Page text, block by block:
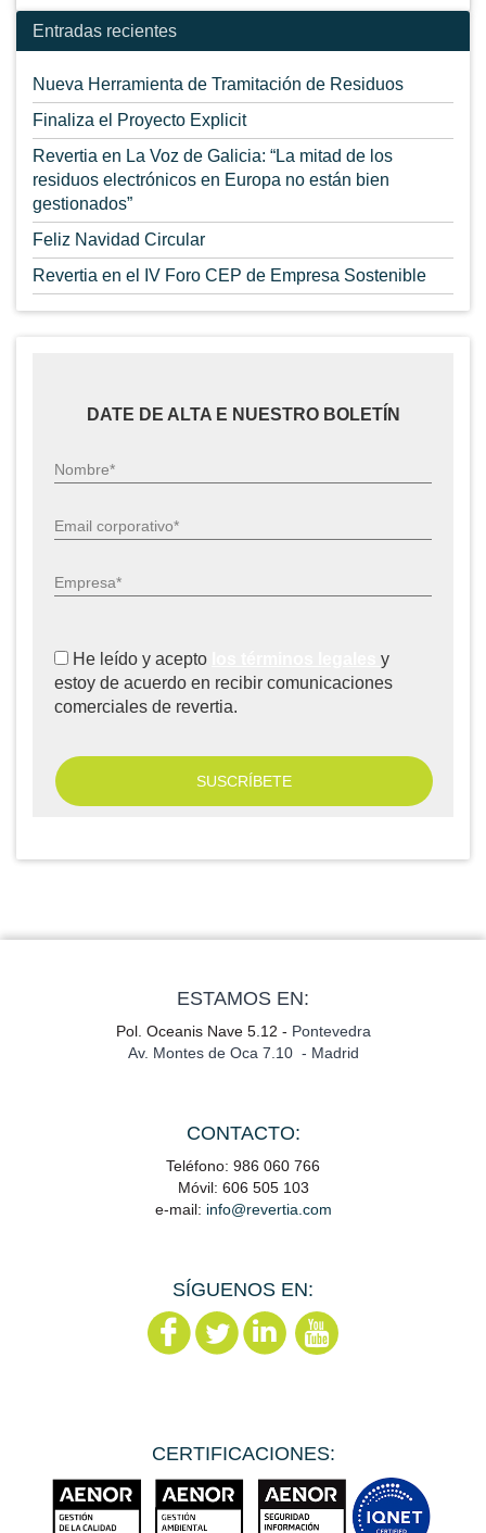
Entradas recientes
Nueva Herramienta de Tramitación de Residuos
Finaliza el Proyecto Explicit
Revertia en La Voz de Galicia: “La mitad de los
residuos electrónicos en Europa no están bien
gestionados”
Feliz Navidad Circular
Revertia en el IV Foro CEP de Empresa Sostenible
DATE DE ALTA E NUESTRO BOLETÍN
Nombre*
Email corporativo*
Empresa*
He leído y acepto
y
estoy de acuerdo en recibir comunicaciones
comerciales de revertia.
ESTAMOS EN:
Pol. Oceanis Nave 5.12 - Pontevedra
Av. Montes de Oca 7.10 - Madrid
CONTACTO:
Teléfono: 986 060 766
Móvil: 606 505 103
e-mail: info@revertia.com
SÍGUENOS EN:
CERTIFICACIONES: